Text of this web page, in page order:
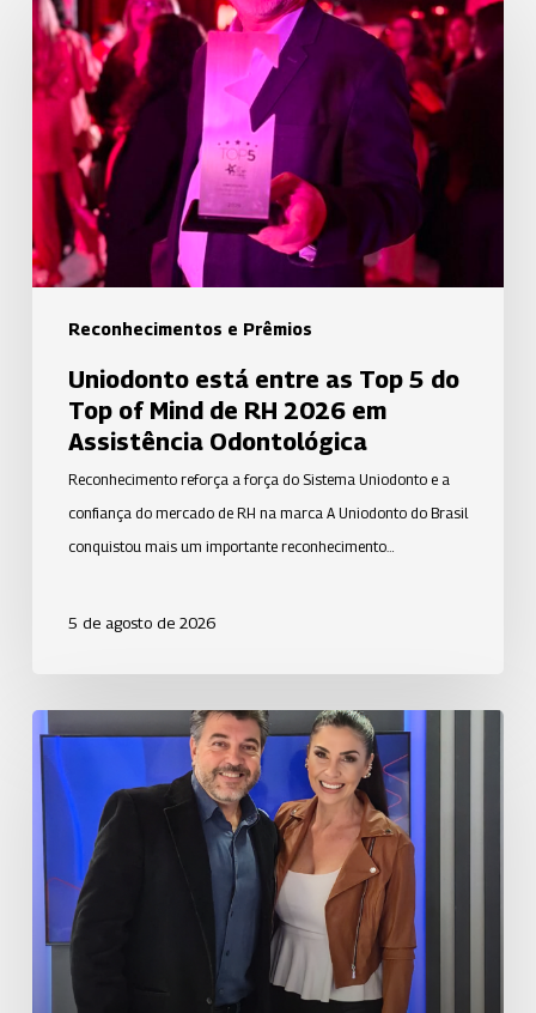
Reconhecimentos e Prêmios
está
entre
as
Top
do
Top
of
Mind
2026
Assistência
Odontológica
Uniodonto está entre as Top 5 do
Top of Mind de RH 2026 em
Assistência Odontológica
Reconhecimento reforça a força do Sistema Uniodonto e a
confiança do mercado de RH na marca A Uniodonto do Brasil
conquistou mais um importante reconhecimento…
5 de agosto de 2026
Uniodonto
Campinas
participa
de
podcast
da